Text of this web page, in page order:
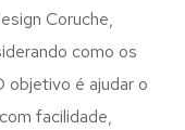
Coruche,
como os
objetivo é ajudar o
facilidade,